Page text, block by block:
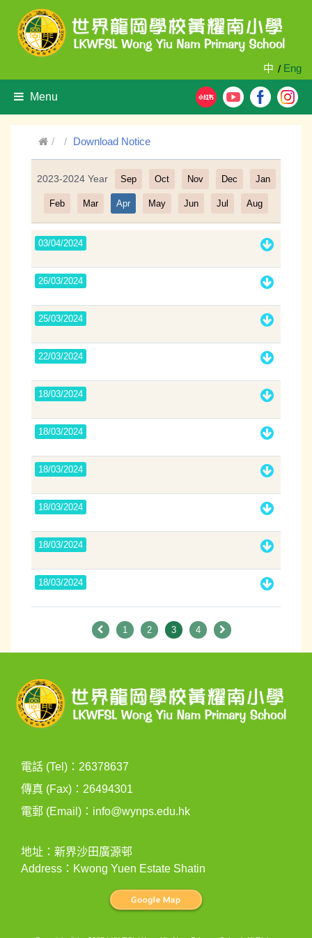
中 / Eng
Menu
Download Notice
Filter
2023-2024 Year Sep Oct Nov Dec Jan
Feb Mar Apr May Jun Jul Aug
03/04/2024
26/03/2024
25/03/2024
22/03/2024
18/03/2024
18/03/2024
18/03/2024
18/03/2024
18/03/2024
18/03/2024
1 2 3 4
電話 (Tel)：26378637
傳真 (Fax)：26494301
電郵 (Email)： info@wynps.edu.hk
地址：新界沙田廣源邨
Address：Kwong Yuen Estate Shatin